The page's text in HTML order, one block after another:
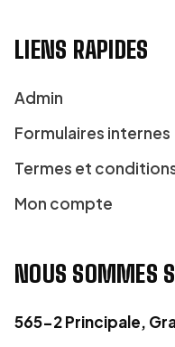
LIENS RAPIDES
Admin
Formulaires internes
Termes et
Mon compte
NOUS SOMMES
565-2 Principale,